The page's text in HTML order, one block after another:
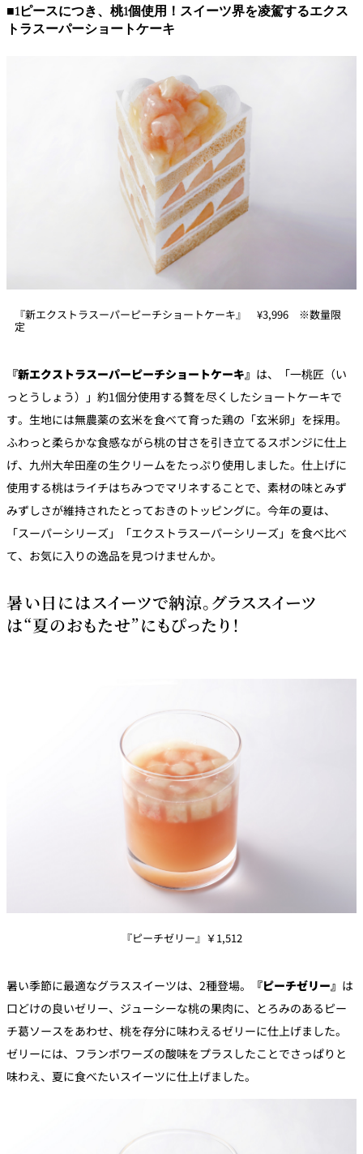
■1ピースにつき、桃1個使用！スイーツ界を凌駕するエクス
トラスーパーショートケーキ
『新エクストラスーパーピーチショートケーキ』 ¥3,996 ※数量限
定
『新エクストラスーパーピーチショートケーキ』 は、「一桃匠（い
っとうしょう）」約1個分使用する贅を尽くしたショートケーキで
す。生地には無農薬の玄米を食べて育った鶏の「玄米卵」を採用。
ふわっと柔らかな食感ながら桃の甘さを引き立てるスポンジに仕上
げ、九州大牟田産の生クリームをたっぷり使用しました。仕上げに
使用する桃はライチはちみつでマリネすることで、素材の味とみず
みずしさが維持されたとっておきのトッピングに。今年の夏は、
「スーパーシリーズ」「エクストラスーパーシリーズ」を食べ比べ
て、お気に入りの逸品を見つけませんか。
暑い日にはスイーツで納涼。グラススイーツ
は“夏のおもたせ”にもぴったり！
『ピーチゼリー』￥1,512
暑い季節に最適なグラススイーツは、2種登場。 『ピーチゼリー』 は
口どけの良いゼリー、ジューシーな桃の果肉に、とろみのあるピー
チ葛ソースをあわせ、桃を存分に味わえるゼリーに仕上げました。
ゼリーには、フランボワーズの酸味をプラスしたことでさっぱりと
味わえ、夏に食べたいスイーツに仕上げました。